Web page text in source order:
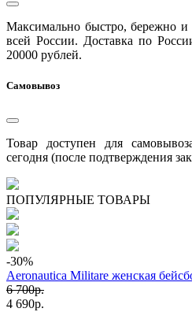
Максимально быстро, бережно
всей России. Доставка по
20000 рублей.
Самовывоз
Товар доступен для
сегодня (после подтверждения
ПОПУЛЯРНЫЕ ТОВАРЫ
-30%
Aeronautica Militare женская
6 700p.
4 690p.